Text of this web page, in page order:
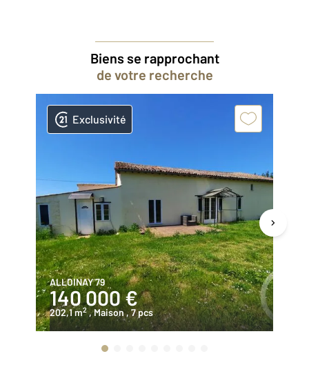
Biens se rapprochant
de votre recherche
Exclusivité
ALLOINAY 79
140 000 €
202,1 m2 , Maison , 7 pcs